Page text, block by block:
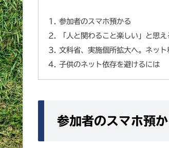
参加者のスマホ預かる
「人と関わること楽しい」と思
文科省、実施個所拡大へ。ネッ
子供のネット依存を避けるには
参加者のスマホ預